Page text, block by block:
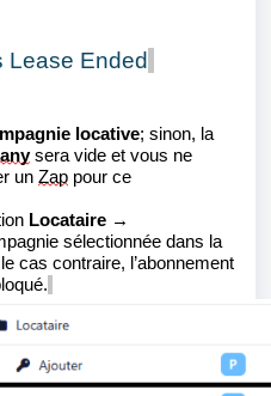
Lease Ended
locative; sinon, la
sera vide et vous ne
un Zap pour ce
Locataire →
sélectionnée dans la
cas contraire, l’abonnement